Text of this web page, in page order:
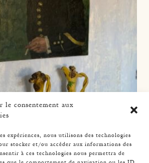
le consentement aux
expériences, nous utilisons des technologies
stocker et/ou accéder aux informations des
à ces technologies nous permettra de